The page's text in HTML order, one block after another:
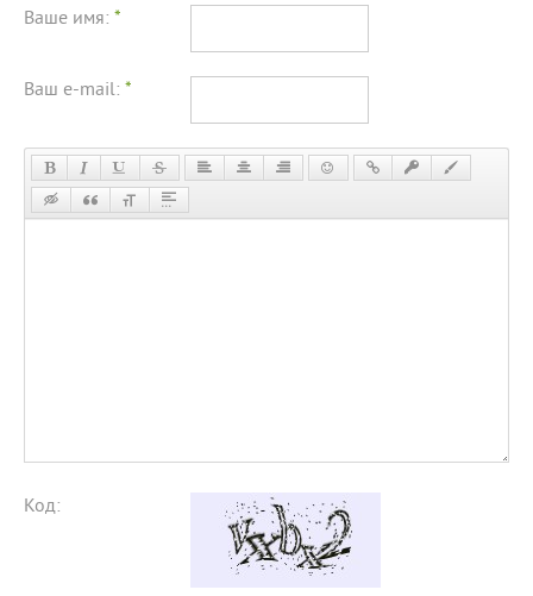
Ваше имя: *
Ваш e-mail: *
Код: